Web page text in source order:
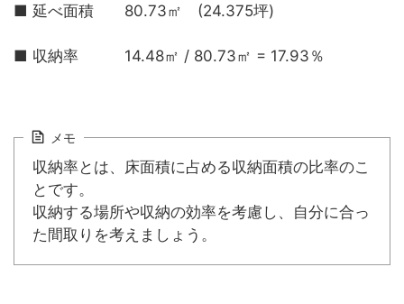
■ 延べ面積 80.73㎡ (24.375坪)
■ 収納率 14.48㎡ / 80.73㎡ = 17.93％
メモ
収納率とは、床面積に占める収納面積の比率のこ
とです。
収納する場所や収納の効率を考慮し、自分に合っ
た間取りを考えましょう。